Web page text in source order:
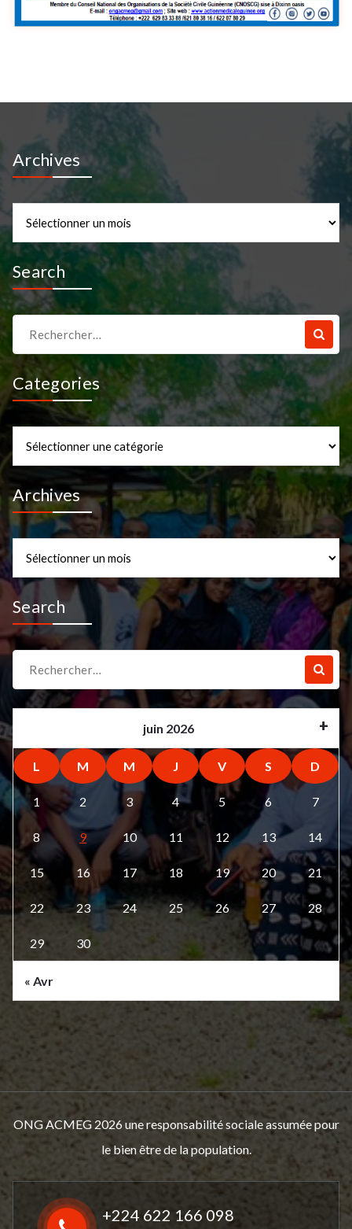
Archives
Search
pour :
Categories
Archives
Search
pour :
juin 2026
L M M J V S D
1 2 3 4 5 6 7
8 9 10 11 12 13 14
15 16 17 18 19 20 21
22 23 24 25 26 27 28
29 30
« Avr
ONG ACMEG 2026 une responsabilité sociale assumée pour
le bien être de la population.
+224 622 166 098